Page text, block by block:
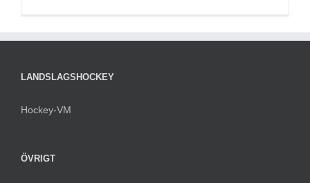
LANDSLAGSHOCKEY
Hockey-VM
ÖVRIGT